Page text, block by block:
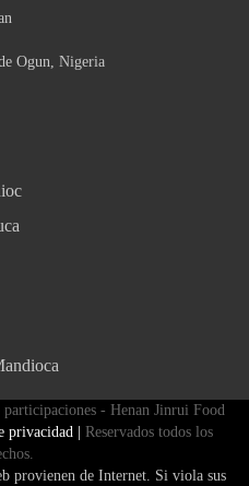
Ogun, Nigeria
- Henan Jinrui Food
privacidad |
Reservados todos los
provienen de Internet. Si viola sus